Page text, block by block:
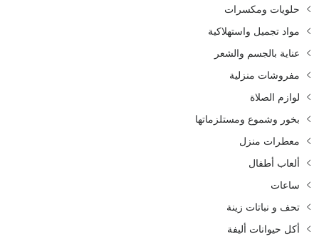
حلويات ومكسرات
مواد تجميل واستهلاكية
عناية بالجسم والشعر
مفروشات منزلية
لوازم الصلاة
بخور وشموع ومستلزماتها
معطرات منزل
ألعاب أطفال
ساعات
تحف و نباتات زينة
أكل حيوانات أليفة